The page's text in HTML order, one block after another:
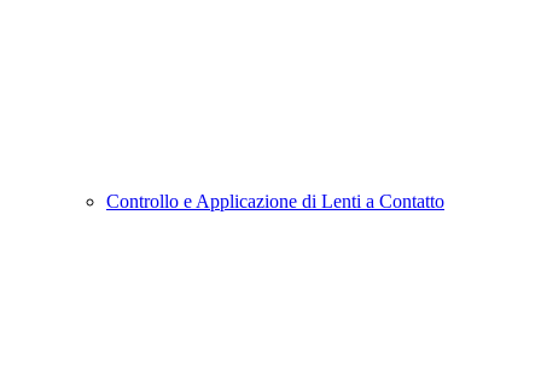
Controllo e Applicazione di Lenti a Contatto